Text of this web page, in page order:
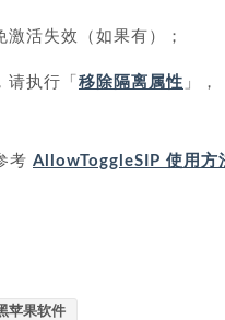
活失效（如果有）；
请执行「 移除隔离属性 」，
考 AllowToggleSIP 使用方
苹果软件